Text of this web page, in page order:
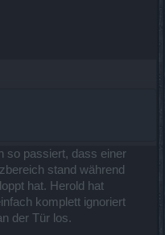
so passiert, dass einer
stand während
hat. Herold hat
komplett ignoriert
der Tür los.